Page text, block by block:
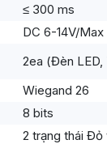
≤ 300 ms
DC 6-14V/
2ea (Đèn LED,
Wiegand 26
8 bits
2 trạng thái Đỏ